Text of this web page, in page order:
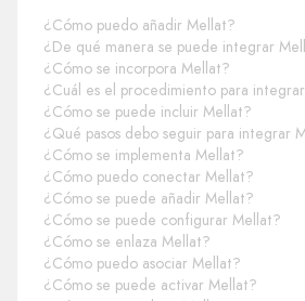
¿Cómo puedo añadir Mellat?
¿De qué manera se puede integrar
¿Cómo se incorpora Mellat?
¿Cuál es el procedimiento para
¿Cómo se puede incluir Mellat?
¿Qué pasos debo seguir para integrar
¿Cómo se implementa Mellat?
¿Cómo puedo conectar Mellat?
¿Cómo se puede añadir Mellat?
¿Cómo se puede configurar Mellat?
¿Cómo se enlaza Mellat?
¿Cómo puedo asociar Mellat?
¿Cómo se puede activar Mellat?